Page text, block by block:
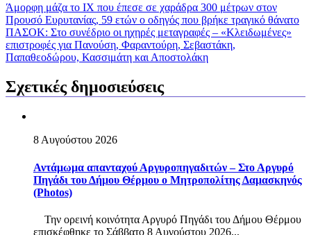
Άμορφη μάζα το ΙΧ που έπεσε σε χαράδρα 300 μέτρων στον
Προυσό Ευρυτανίας, 59 ετών ο οδηγός που βρήκε τραγικό θάνατο
ΠΑΣΟΚ: Στο συνέδριο οι ηχηρές μεταγραφές – «Κλειδωμένες»
επιστροφές για Πανούση, Φαραντούρη, Σεβαστάκη,
Παπαθεοδώρου, Κασσιμάτη και Αποστολάκη
Σχετικές δημοσιεύσεις
8 Αυγούστου 2026
Αντάμωμα απανταχού Αργυροπηγαδιτών – Στο Αργυρό
Πηγάδι του Δήμου Θέρμου ο Μητροπολίτης Δαμασκηνός
(Photos)
Την ορεινή κοινότητα Αργυρό Πηγάδι του Δήμου Θέρμου
επισκέφθηκε το Σάββατο 8 Αυγούστου 2026...